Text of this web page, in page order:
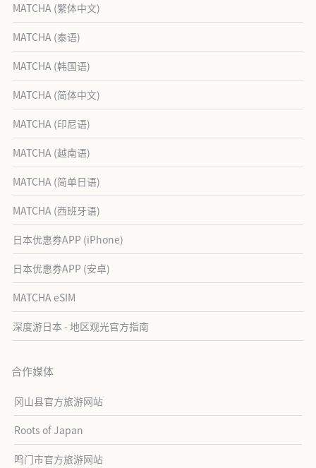
MATCHA (繁体中文)
MATCHA (泰语)
MATCHA (韩国语)
MATCHA (简体中文)
MATCHA (印尼语)
MATCHA (越南语)
MATCHA (简单日语)
MATCHA (西班牙语)
日本优惠券APP (iPhone)
日本优惠券APP (安卓)
MATCHA eSIM
深度游日本 - 地区观光官方指南
合作媒体
冈山县官方旅游网站
Roots of Japan
鸣门市官方旅游网站